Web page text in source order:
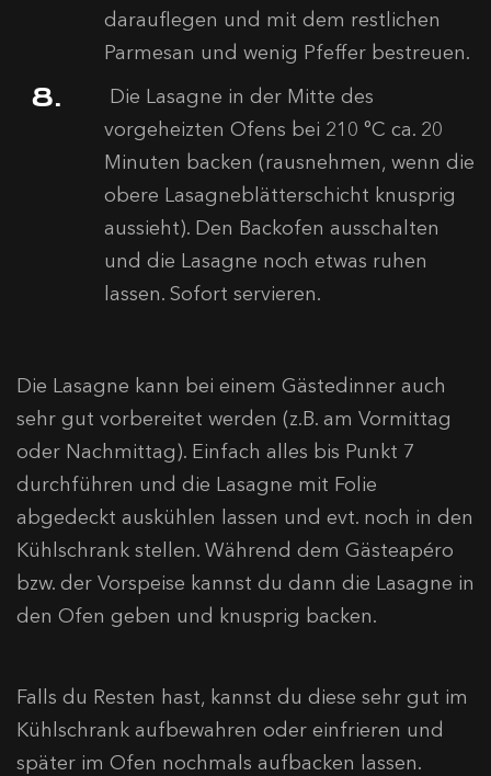
darauflegen und mit dem restlichen
Parmesan und wenig Pfeffer bestreuen.
Die Lasagne in der Mitte des
vorgeheizten Ofens bei 210 °C ca. 20
Minuten backen (rausnehmen, wenn die
obere Lasagneblätterschicht knusprig
aussieht). Den Backofen ausschalten
und die Lasagne noch etwas ruhen
lassen. Sofort servieren.
Die Lasagne kann bei einem Gästedinner auch
sehr gut vorbereitet werden (z.B. am Vormittag
oder Nachmittag). Einfach alles bis Punkt 7
durchführen und die Lasagne mit Folie
abgedeckt auskühlen lassen und evt. noch in den
Kühlschrank stellen. Während dem Gästeapéro
bzw. der Vorspeise kannst du dann die Lasagne in
den Ofen geben und knusprig backen.
Falls du Resten hast, kannst du diese sehr gut im
Kühlschrank aufbewahren oder einfrieren und
später im Ofen nochmals aufbacken lassen.